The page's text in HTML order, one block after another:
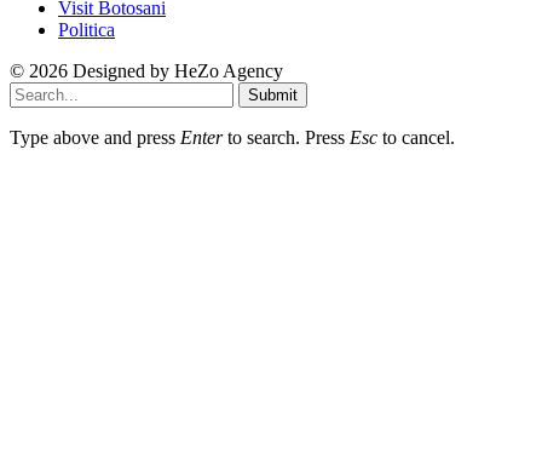
Visit Botosani
Politica
© 2026 Designed by HeZo Agency
Submit
Type above and press Enterto search. Press Esc to cancel.